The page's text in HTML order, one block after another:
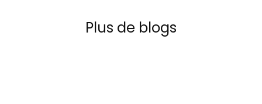
Plus de blogs